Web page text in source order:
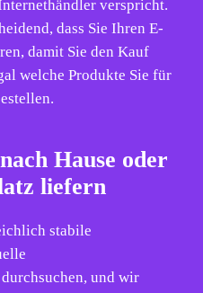
verspricht.
dass Sie Ihren E-
damit Sie den Kauf
welche Produkte Sie für
Hause oder
liefern
stabile
und wir